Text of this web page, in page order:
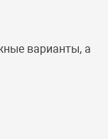
варианты, а